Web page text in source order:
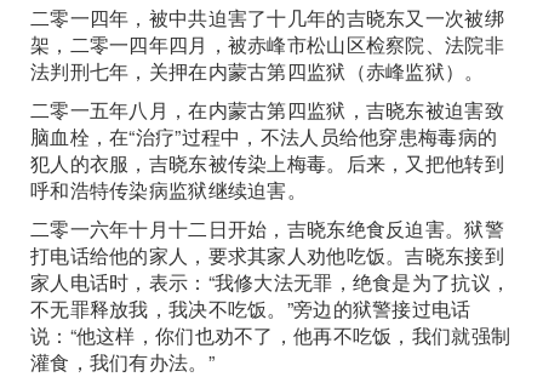
二零一四年，被中共迫害了十几年的吉晓东又一次被绑
架，二零一四年四月，被赤峰市松山区检察院、法院非
法判刑七年，关押在内蒙古第四监狱（赤峰监狱）。
二零一五年八月，在内蒙古第四监狱，吉晓东被迫害致
脑血栓，在“治疗”过程中，不法人员给他穿患梅毒病的
犯人的衣服，吉晓东被传染上梅毒。后来，又把他转到
呼和浩特传染病监狱继续迫害。
二零一六年十月十二日开始，吉晓东绝食反迫害。狱警
打电话给他的家人，要求其家人劝他吃饭。吉晓东接到
家人电话时，表示：“我修大法无罪，绝食是为了抗议，
不无罪释放我，我决不吃饭。”旁边的狱警接过电话
说：“他这样，你们也劝不了，他再不吃饭，我们就强制
灌食，我们有办法。”